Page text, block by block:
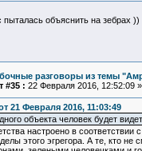
пыталась объяснить на зебрах ))
разговоры из темы
#35 : 22 Февраля 2016, 12:52:09 »
21 Февраля 2016, 11:03:49
объекта человек будет
настроено в
этого эгрегора. А те, кто